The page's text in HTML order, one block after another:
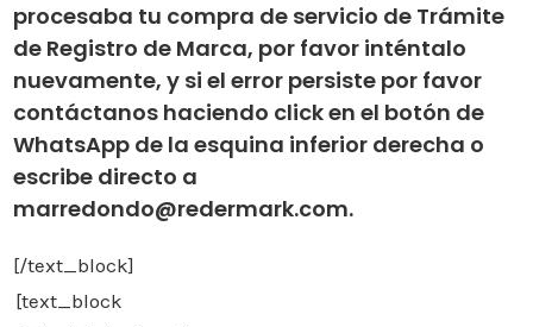
procesaba tu compra de servicio de Trámite
de Registro de Marca, por favor inténtalo
nuevamente, y si el error persiste por favor
contáctanos haciendo click en el botón de
WhatsApp de la esquina inferior derecha o
escribe directo a
marredondo@redermark.com.
[/text_block]